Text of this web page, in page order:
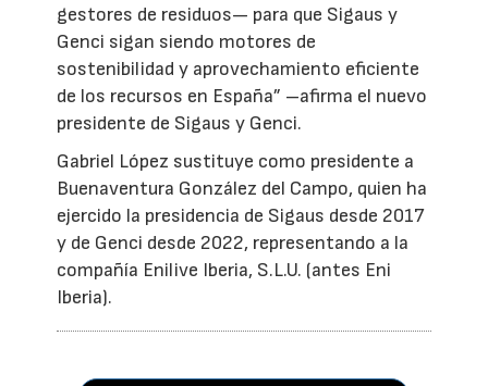
gestores de residuos— para que Sigaus y
Genci sigan siendo motores de
sostenibilidad y aprovechamiento eficiente
de los recursos en España” –afirma el nuevo
presidente de Sigaus y Genci.
Gabriel López sustituye como presidente a
Buenaventura González del Campo, quien ha
ejercido la presidencia de Sigaus desde 2017
y de Genci desde 2022, representando a la
compañía Enilive Iberia, S.L.U. (antes Eni
Iberia).